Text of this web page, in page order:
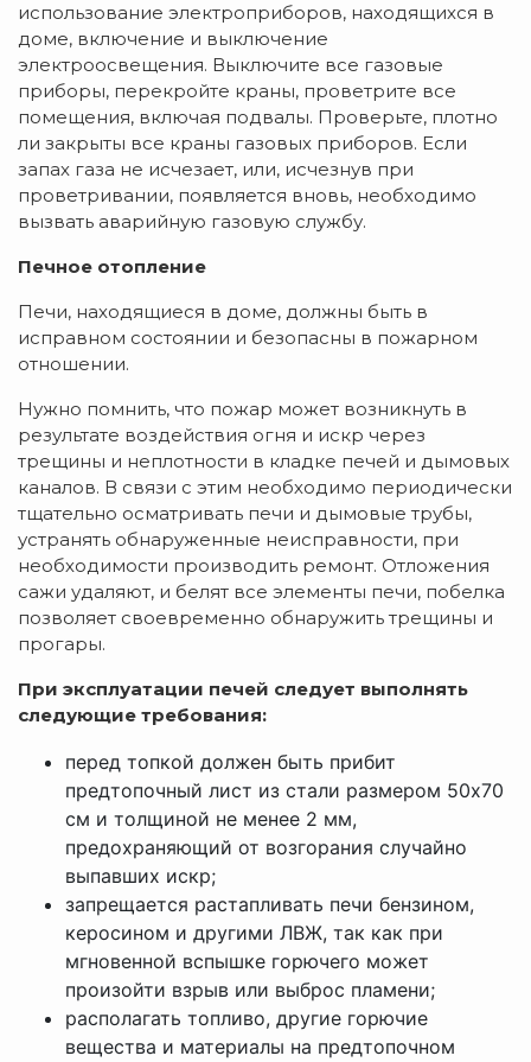
использование электроприборов, находящихся в
доме, включение и выключение
электроосвещения. Выключите все газовые
приборы, перекройте краны, проветрите все
помещения, включая подвалы. Проверьте, плотно
ли закрыты все краны газовых приборов. Если
запах газа не исчезает, или, исчезнув при
проветривании, появляется вновь, необходимо
вызвать аварийную газовую службу.
Печное отопление
Печи, находящиеся в доме, должны быть в
исправном состоянии и безопасны в пожарном
отношении.
Нужно помнить, что пожар может возникнуть в
результате воздействия огня и искр через
трещины и неплотности в кладке печей и дымовых
каналов. В связи с этим необходимо периодически
тщательно осматривать печи и дымовые трубы,
устранять обнаруженные неисправности, при
необходимости производить ремонт. Отложения
сажи удаляют, и белят все элементы печи, побелка
позволяет своевременно обнаружить трещины и
прогары.
При эксплуатации печей следует выполнять
следующие требования:
перед топкой должен быть прибит
предтопочный лист из стали размером 50х70
см и толщиной не менее 2 мм,
предохраняющий от возгорания случайно
выпавших искр;
запрещается растапливать печи бензином,
керосином и другими ЛВЖ, так как при
мгновенной вспышке горючего может
произойти взрыв или выброс пламени;
располагать топливо, другие горючие
вещества и материалы на предтопочном